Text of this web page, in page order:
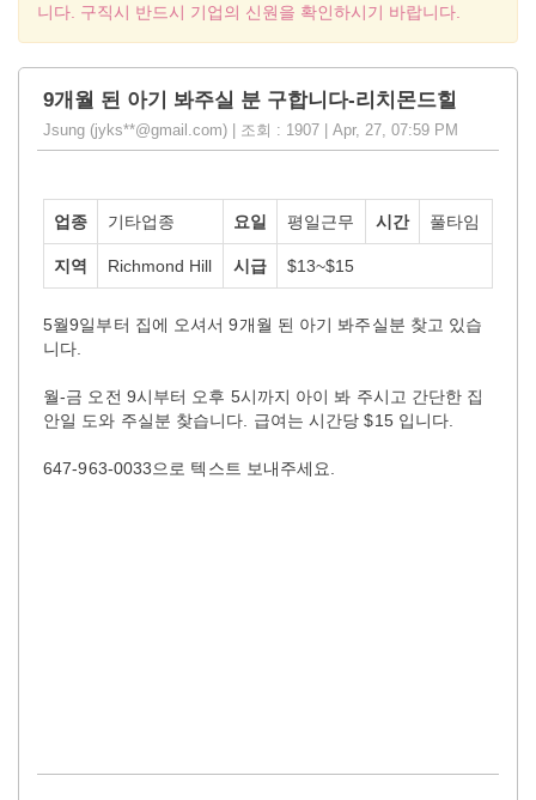
니다. 구직시 반드시 기업의 신원을 확인하시기 바랍니다.
9개월 된 아기 봐주실 분 구합니다-리치몬드힐
Jsung (jyks**@gmail.com) | 조회 : 1907 | Apr, 27, 07:59 PM
업종 기타업종 요일 평일근무 시간 풀타임
지역 Richmond Hill 시급 $13~$15
5월9일부터 집에 오셔서 9개월 된 아기 봐주실분 찾고 있습
니다.
월-금 오전 9시부터 오후 5시까지 아이 봐 주시고 간단한 집
안일 도와 주실분 찾습니다. 급여는 시간당 $15 입니다.
647-963-0033으로 텍스트 보내주세요.